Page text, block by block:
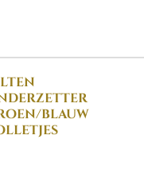
blauw